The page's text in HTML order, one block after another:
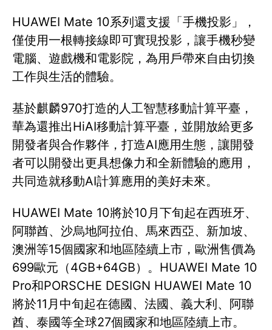
HUAWEI Mate 10系列還支援「手機投影」，
僅使用一根轉接線即可實現投影，讓手機秒變
電腦、遊戲機和電影院，為用戶帶來自由切換
工作與生活的體驗。
基於麒麟970打造的人工智慧移動計算平臺，
華為還推出HiAI移動計算平臺，並開放給更多
開發者與合作夥伴，打造AI應用生態，讓開發
者可以開發出更具想像力和全新體驗的應用，
共同造就移動AI計算應用的美好未來。
HUAWEI Mate 10將於10月下旬起在西班牙、
阿聯酋、沙烏地阿拉伯、馬來西亞、新加坡、
澳洲等15個國家和地區陸續上市，歐洲售價為
699歐元（4GB+64GB）。HUAWEI Mate 10
Pro和PORSCHE DESIGN HUAWEI Mate 10
將於11月中旬起在德國、法國、義大利、阿聯
酋、泰國等全球27個國家和地區陸續上市。